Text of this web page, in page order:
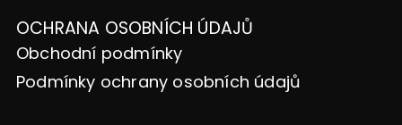
OCHRANA OSOBNÍCH ÚDAJŮ
Obchodní podmínky
Podmínky ochrany osobních údajů